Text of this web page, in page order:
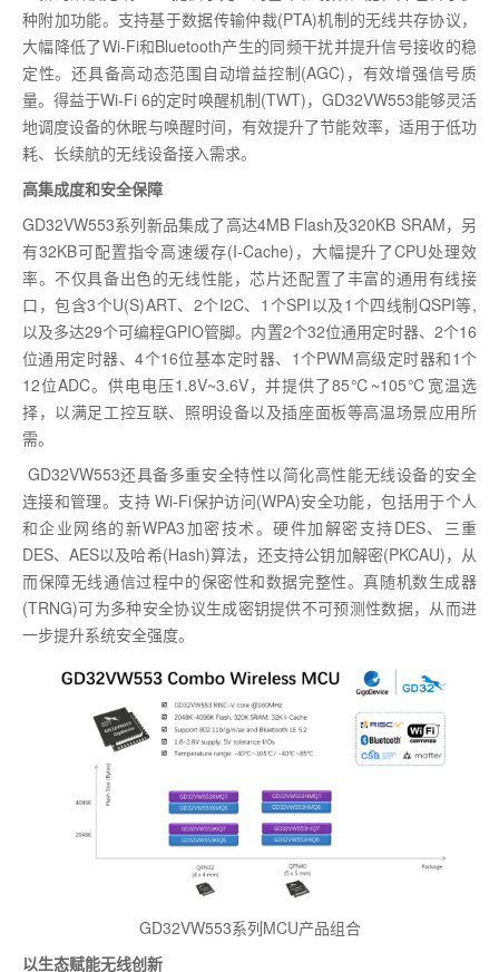
种附加功能。支持基于数据传输仲裁(PTA)机制的无线共存协议，
大幅降低了Wi-Fi和Bluetooth产生的同频干扰并提升信号接收的稳
定性。还具备高动态范围自动增益控制(AGC)，有效增强信号质
量。得益于Wi-Fi 6的定时唤醒机制(TWT)，GD32VW553能够灵活
地调度设备的休眠与唤醒时间，有效提升了节能效率，适用于低功
耗、长续航的无线设备接入需求。
高集成度和安全保障
GD32VW553系列新品集成了高达4MB Flash及320KB SRAM，另
有32KB可配置指令高速缓存(I-Cache)，大幅提升了CPU处理效
率。不仅具备出色的无线性能，芯片还配置了丰富的通用有线接
口，包含3个U(S)ART、2个I2C、1个SPI以及1个四线制QSPI等,
以及多达29个可编程GPIO管脚。内置2个32位通用定时器、2个16
位通用定时器、4个16位基本定时器、1个PWM高级定时器和1个
12位ADC。供电电压1.8V~3.6V，并提供了85℃~105℃宽温选
择，以满足工控互联、照明设备以及插座面板等高温场景应用所
需。
GD32VW553还具备多重安全特性以简化高性能无线设备的安全
连接和管理。支持 Wi-Fi保护访问(WPA)安全功能，包括用于个人
和企业网络的新WPA3加密技术。硬件加解密支持DES、三重
DES、AES以及哈希(Hash)算法，还支持公钥加解密(PKCAU)，从
而保障无线通信过程中的保密性和数据完整性。真随机数生成器
(TRNG)可为多种安全协议生成密钥提供不可预测性数据，从而进
一步提升系统安全强度。
GD32VW553系列MCU产品组合
以生态赋能无线创新